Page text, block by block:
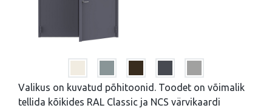
Valikus on kuvatud põhitoonid. Toodet on võimalik
tellida kõikides RAL Classic ja NCS värvikaardi